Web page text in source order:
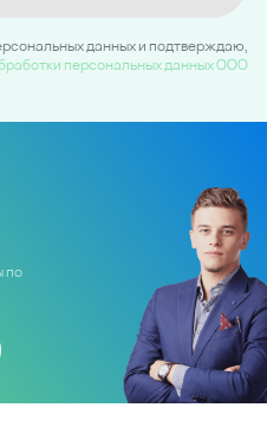
данных и подтверждаю,
персональных данных ООО
по